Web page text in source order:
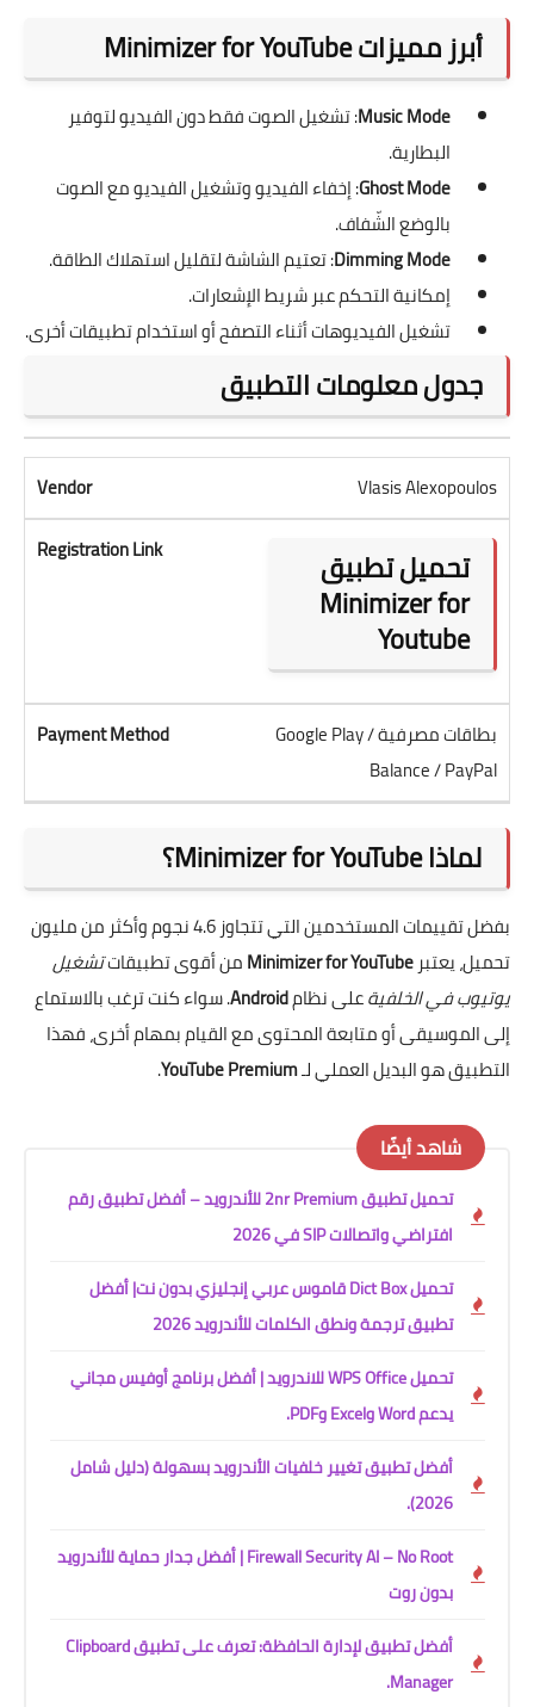
أبرز مميزات Minimizer for YouTube
Music Mode: تشغيل الصوت فقط دون الفيديو لتوفير
البطارية.
Ghost Mode: إخفاء الفيديو وتشغيل الفيديو مع الصوت
بالوضع الشّفاف.
Dimming Mode: تعتيم الشاشة لتقليل استهلاك الطاقة.
إمكانية التحكم عبر شريط الإشعارات.
تشغيل الفيديوهات أثناء التصفح أو استخدام تطبيقات أخرى.
جدول معلومات التطبيق
Vlasis Alexopoulos
تحميل تطبيق
Minimizer for
Youtube
بطاقات مصرفية / Google Play
Balance / PayPal
لماذا Minimizer for YouTube؟
بفضل تقييمات المستخدمين التي تتجاوز 4.6 نجوم وأكثر من مليون
تحميل، يعتبر Minimizer for YouTubeمن أقوى تطبيقاتتشغيل
يوتيوب في الخلفيةعلى نظامAndroid. سواء كنت ترغب بالاستماع
إلى الموسيقى أو متابعة المحتوى مع القيام بمهام أخرى، فهذا
التطبيق هو البديل العملي لـYouTube Premium
.
شاهد أيضًا
تحميل تطبيق 2nr Premium للأندرويد – أفضل تطبيق رقم
افتراضي واتصالات SIP في 2026
تحميل Dict Box قاموس عربي إنجليزي بدون نت| أفضل
تطبيق ترجمة ونطق الكلمات للأندرويد 2026
تحميل WPS Office للاندرويد | أفضل برنامج أوفيس مجاني
يدعم Word وExcel وPDF.
أفضل تطبيق تغيير خلفيات الأندرويد بسهولة (دليل شامل
2026).
Firewall Security AI – No Root | أفضل جدار حماية للأندرويد
بدون روت
أفضل تطبيق لإدارة الحافظة: تعرف على تطبيق Clipboard
Manager.